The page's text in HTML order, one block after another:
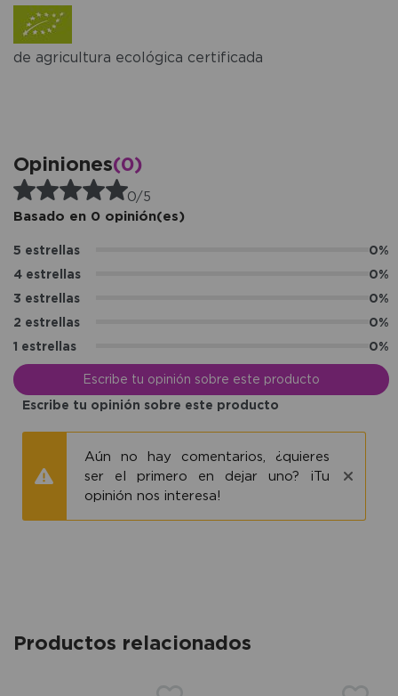
de agricultura ecológica certificada
Opiniones(0)
0/5
Basado en 0 opinión(es)
5 estrellas
0%
4 estrellas
0%
3 estrellas
0%
2 estrellas
0%
1 estrellas
0%
Escribe tu opinión sobre este producto
Escribe tu opinión sobre este producto
Aún no hay comentarios, ¿quieres
ser el primero en dejar uno? ¡Tu
opinión nos interesa!
Productos relacionados